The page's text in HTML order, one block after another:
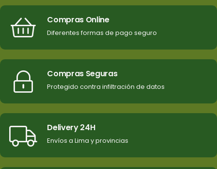
Compras Online
Diferentes formas de pago seguro
Compras Seguras
Protegido contra infiltración de datos
Delivery 24H
Envíos a Lima y provincias